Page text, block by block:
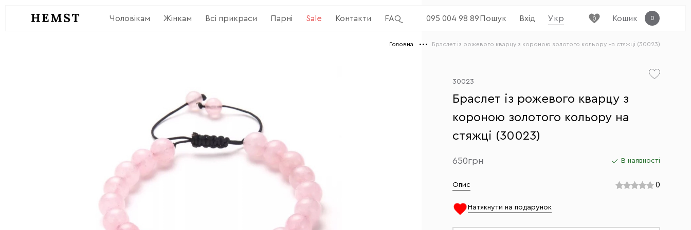
Чоловікам Жінкам Всі прикраси Парні Sale Контакти FAQ 095 004 98 89Пошук Вхід Укр 0 Кошик 0
Головна Браслет із рожевого кварцу з короною золотого кольору на стяжці (30023)
30023
Браслет із рожевого кварцу з
короною золотого кольору на
стяжці (30023)
650грн В наявності
Опис 0
Натякнути на подарунок